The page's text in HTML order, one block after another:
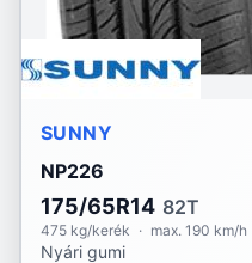
SUNNY
NP226
175/65R14 82T
475 kg/kerék · max. 190 km/h
Nyári gumi